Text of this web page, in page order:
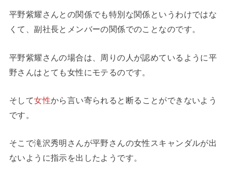
平野紫耀さんとの関係でも特別な関係というわけではな
くて、副社長とメンバーの関係でのことなのです。
平野紫耀さんの場合は、周りの人が認めているように平
野さんはとても女性にモテるのです。
そして女性から言い寄られると断ることができないよう
です。
そこで滝沢秀明さんが平野さんの女性スキャンダルが出
ないように指示を出したようです。